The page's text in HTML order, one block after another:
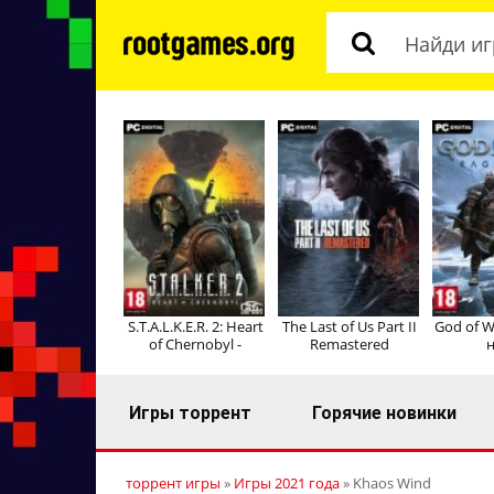
S.T.A.L.K.E.R. 2: Heart
of Chernobyl -
The Last of Us Part II
Remastered
God of
Игры торрент Горячие новинки
торрент игры » Игры 2021 года» Khaos Wind